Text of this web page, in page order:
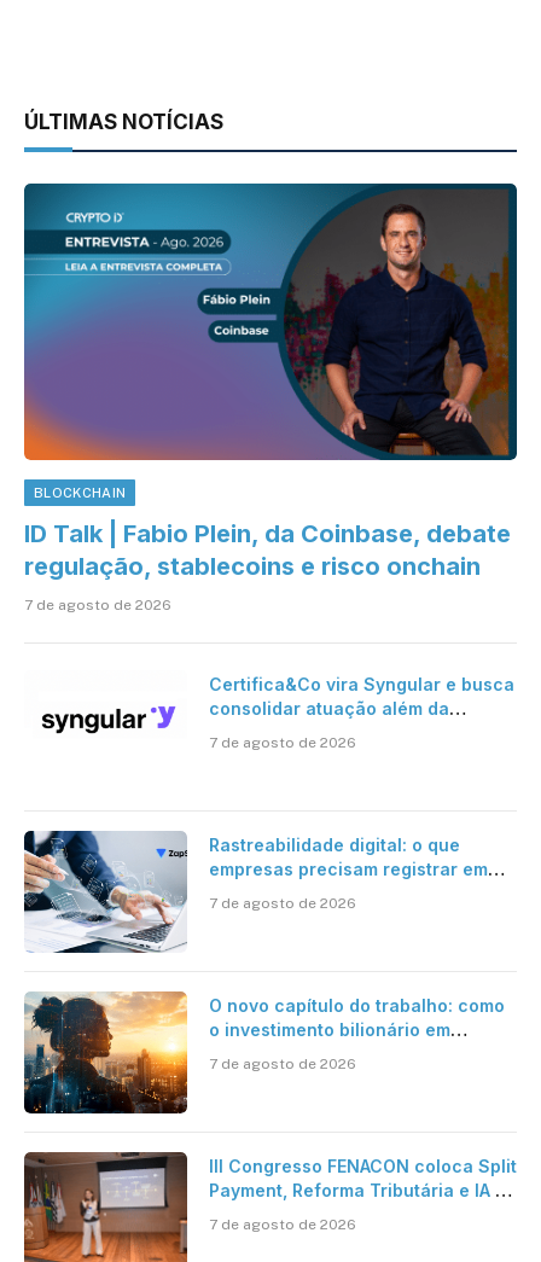
ÚLTIMAS NOTÍCIAS
BLOCKCHAIN
ID Talk | Fabio Plein, da Coinbase, debate
regulação, stablecoins e risco onchain
7 de agosto de 2026
Certifica&Co vira Syngular e busca
consolidar atuação além da
7 de agosto de 2026
Rastreabilidade digital: o que
empresas precisam registrar em
7 de agosto de 2026
O novo capítulo do trabalho: como
o investimento bilionário em
verdadeira era da inteligência
7 de agosto de 2026
III Congresso FENACON coloca Split
Payment, Reforma Tributária e IA no
7 de agosto de 2026